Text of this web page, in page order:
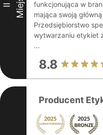
II
funkcjonująca w
mająca swoją
Przedsiębiorstwo
wytwarzaniu etykiet
...
8.8
Producent